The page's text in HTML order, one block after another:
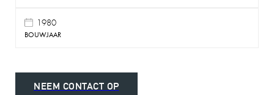
1980
BOUWJAAR
NEEM CONTACT OP